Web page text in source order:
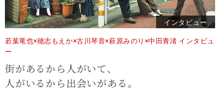
インタビュー
若葉竜也×穂志もえか×古川琴音×萩原みのり×中田青渚 インタビュ
ー
街があるから人がいて、
人がいるから出会いがある。